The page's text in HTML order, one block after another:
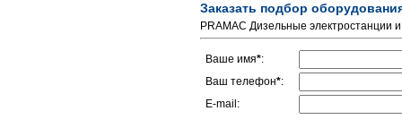
Заказать подбор
PRAMAC Дизельные электростанции
Ваше имя*:
Ваш телефон*:
E-mail: